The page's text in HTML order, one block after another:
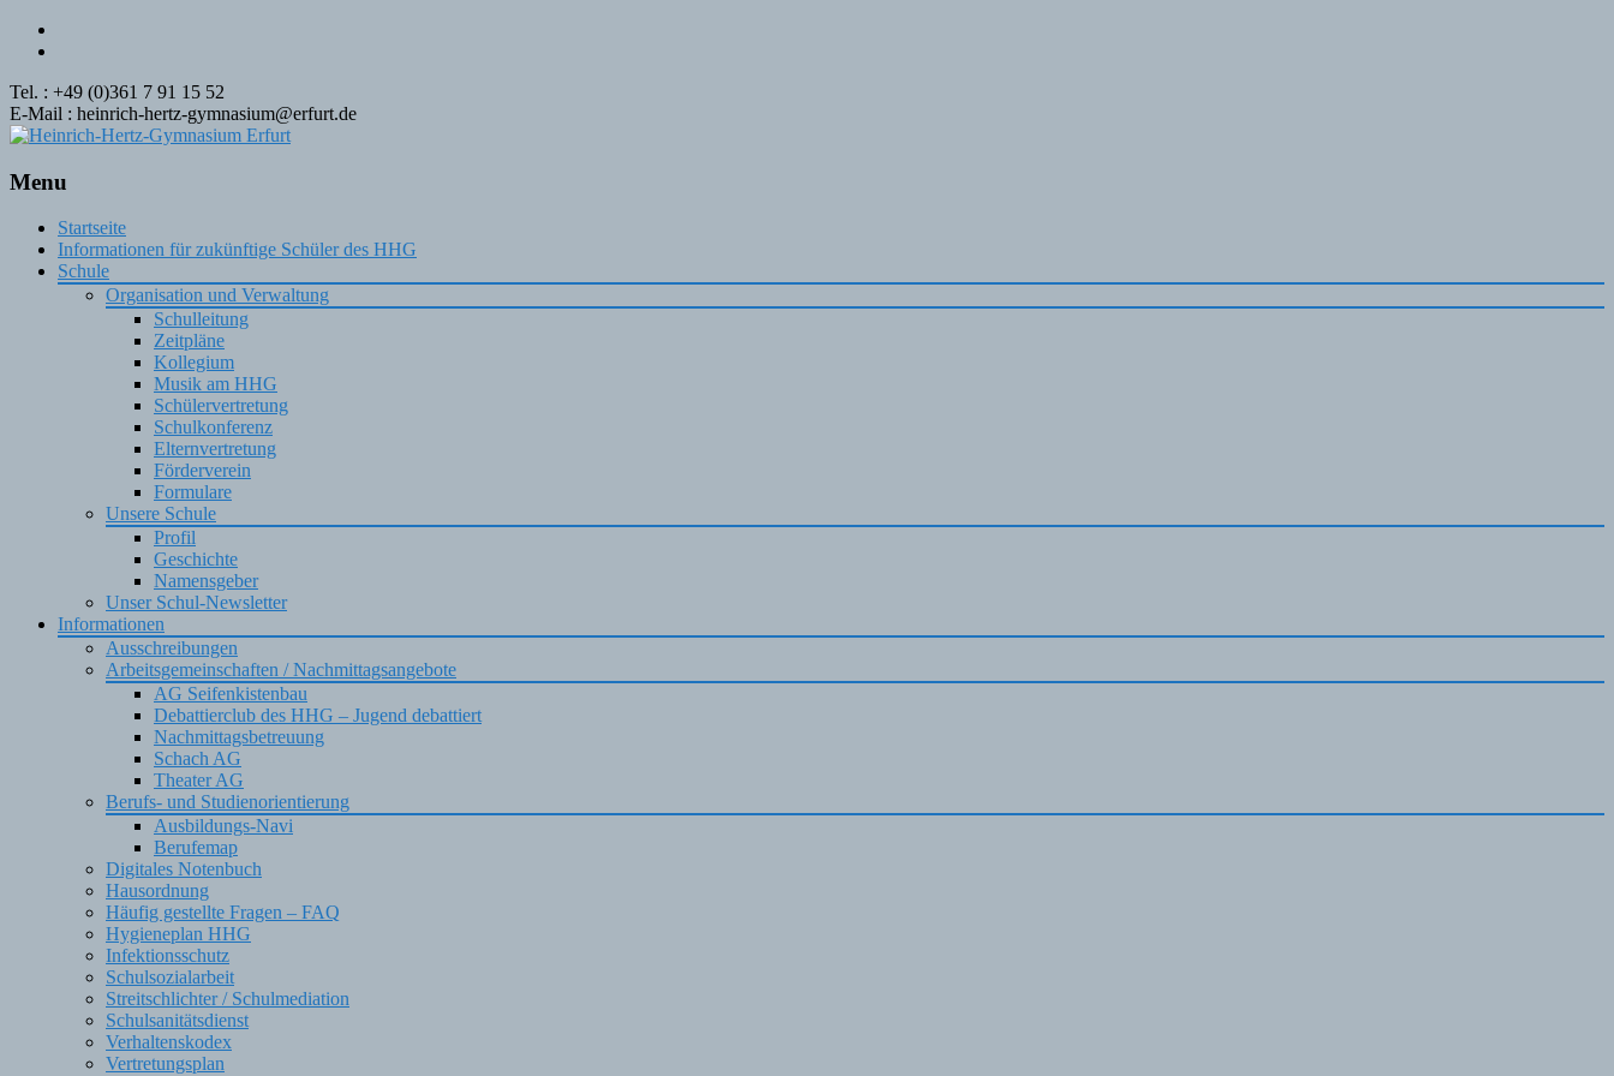
Tel. : +49 (0)361 7 91 15 52
E-Mail : heinrich-hertz-gymnasium@erfurt.de
Menu
Skip
content
Startseite
Informationen für zukünftige Schüler des HHG
Schule
Organisation und Verwaltung
Schulleitung
Zeitpläne
Kollegium
Musik am HHG
Schülervertretung
Schulkonferenz
Elternvertretung
Förderverein
Formulare
Unsere Schule
Profil
Geschichte
Namensgeber
Unser Schul-Newsletter
Informationen
Ausschreibungen
Arbeitsgemeinschaften / Nachmittagsangebote
AG Seifenkistenbau
Debattierclub des HHG – Jugend debattiert
Nachmittagsbetreuung
Schach AG
Theater AG
Berufs- und Studienorientierung
Ausbildungs-Navi
Berufemap
Digitales Notenbuch
Hausordnung
Häufig gestellte Fragen – FAQ
Hygieneplan HHG
Infektionsschutz
Schulsozialarbeit
Streitschlichter / Schulmediation
Schulsanitätsdienst
Verhaltenskodex
Vertretungsplan